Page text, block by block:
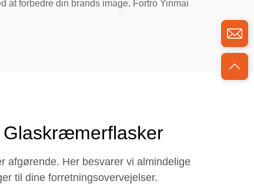
at forbedre din brands image. Fortro Yinmai
Glaskræmerflasker
afgørende. Her besvarer vi almindelige
til dine forretningsovervejelser.